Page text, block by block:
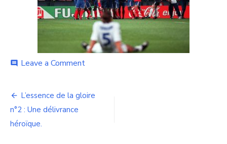
comment Leave a Commenton
celebrent-
Navigation
de
l’article
L’essence de la gloire
n°2 : Une délivrance
héroïque.